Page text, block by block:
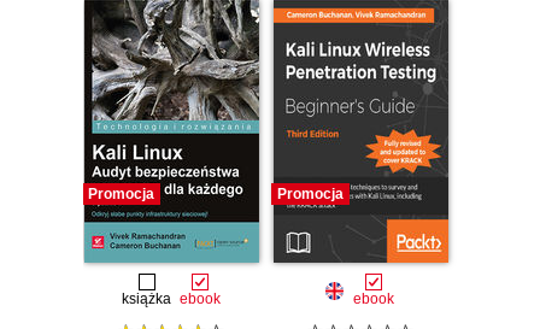
Promocja
książka ebook
Promocja
ebook